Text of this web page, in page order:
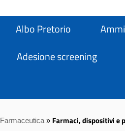
Albo Pretorio
Adesione screening
Farmaceutica» Farmaci, dispositivi e